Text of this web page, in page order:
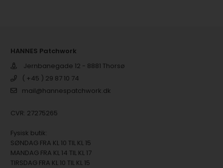
HANNES Patchwork
Jernbanegade 12 - 8881 Thorsø
( +45 ) 29 87 10 74
mail@hannespatchwork.dk
CVR: 27275265
Fysisk butik:
SØNDAG FRA KL 10 TIL KL 15
MANDAG FRA KL 14 TIL KL 17
TIRSDAG FRA KL 10 TIL KL 15